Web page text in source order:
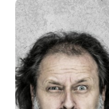
Maurycy Śmierzchalski